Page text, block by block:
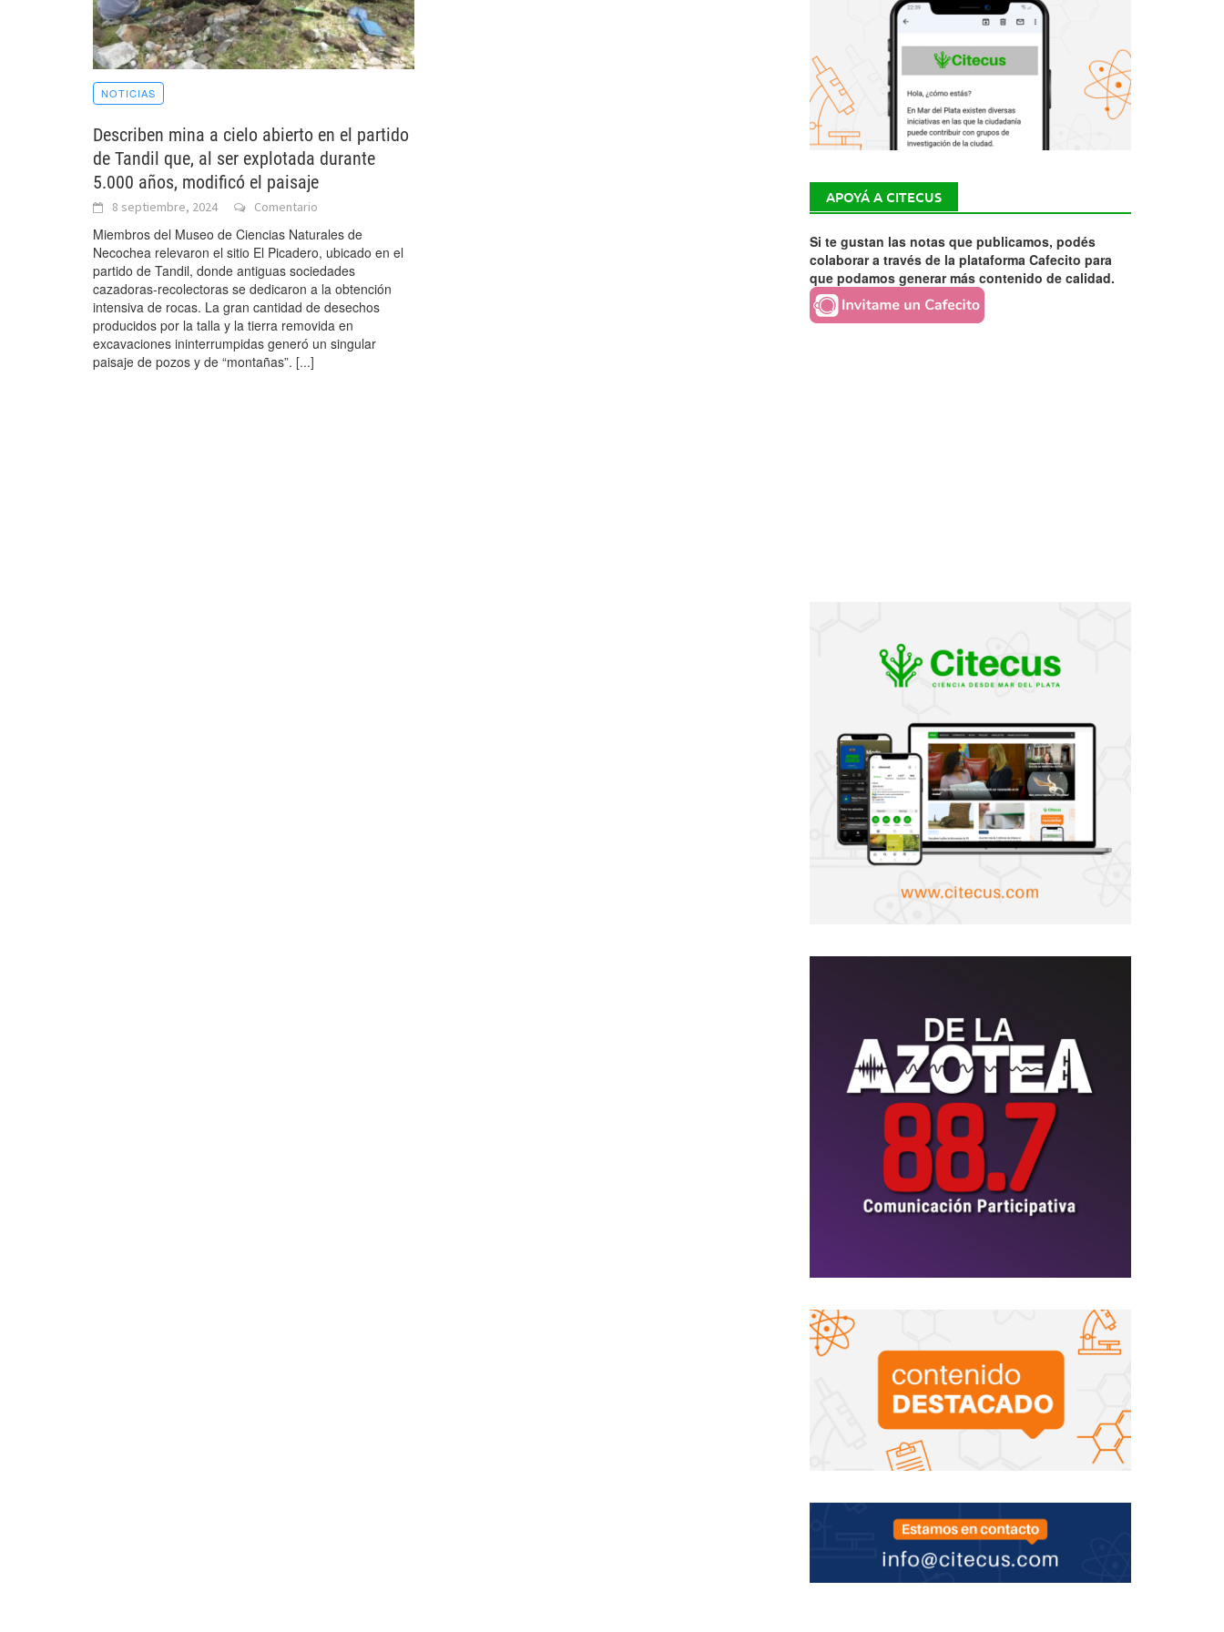
NOTICIAS
Describen mina a cielo abierto en el partido
de Tandil que, al ser explotada durante
5.000 años, modificó el paisaje
8 septiembre, 2024 Comentario
Miembros del Museo de Ciencias Naturales de
Necochea relevaron el sitio El Picadero, ubicado en el
partido de Tandil, donde antiguas sociedades
cazadoras-recolectoras se dedicaron a la obtención
intensiva de rocas. La gran cantidad de desechos
producidos por la talla y la tierra removida en
excavaciones ininterrumpidas generó un singular
paisaje de pozos y de “montañas”. [...]
APOYÁ A CITECUS
Si te gustan las notas que publicamos, podés
colaborar a través de la plataforma Cafecito para
que podamos generar más contenido de calidad.